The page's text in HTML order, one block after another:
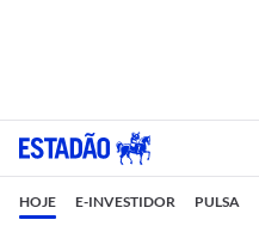
HOJE E-INVESTIDOR PULSA